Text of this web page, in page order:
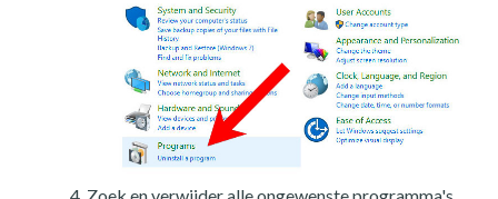
Zoek en verwijder alle ongewenste programma's.